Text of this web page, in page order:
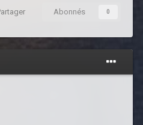
Abonnés 0